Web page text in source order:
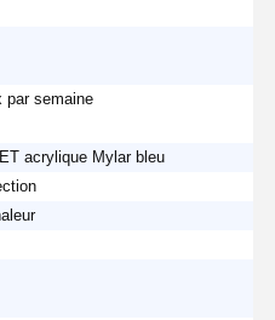
par semaine
acrylique Mylar bleu